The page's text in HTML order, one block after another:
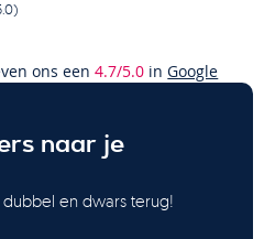
ons een4.7/5.0 inGoogle
naar je
en dwars terug!